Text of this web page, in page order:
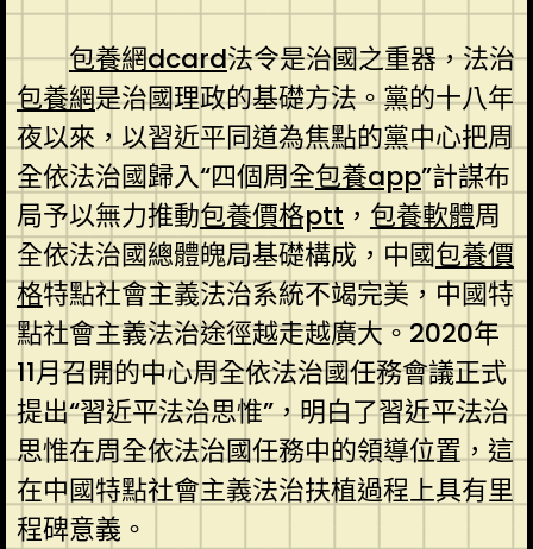
包養網dcard法令是治國之重器，法治
包養網是治國理政的基礎方法。黨的十八年
夜以來，以習近平同道為焦點的黨中心把周
全依法治國歸入“四個周全包養app”計謀布
局予以無力推動包養價格ptt ， 包養軟體周
全依法治國總體魄局基礎構成，中國包養價
格特點社會主義法治系統不竭完美，中國特
點社會主義法治途徑越走越廣大。2020年
11月召開的中心周全依法治國任務會議正式
提出“習近平法治思惟”，明白了習近平法治
思惟在周全依法治國任務中的領導位置，這
在中國特點社會主義法治扶植過程上具有里
程碑意義。